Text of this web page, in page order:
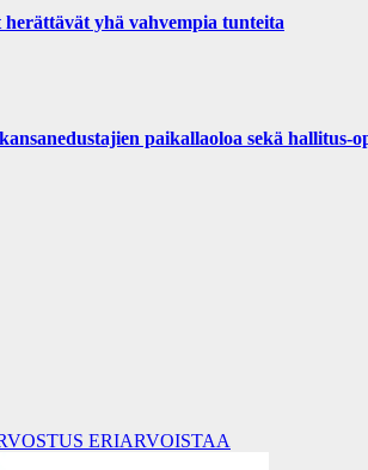
yhä vahvempia tunteita
paikallaoloa sekä hallitus-
ERIARVOISTAA